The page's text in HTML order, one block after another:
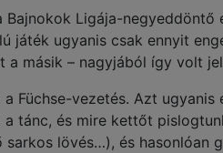
Ligája-
játék ugyanis csak ennyit
a másik – nagyjából így volt
Füchse-vezetés. Azt
tánc, és mire kettőt
sarkos lövés…), és